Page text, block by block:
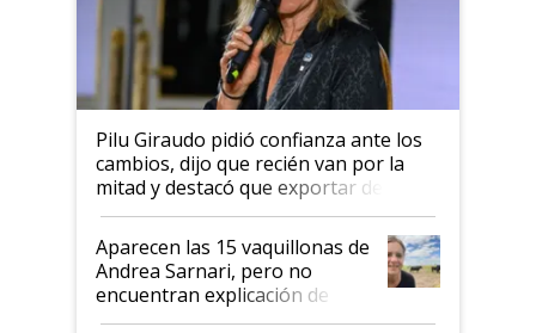
Pilu Giraudo pidió confianza ante los
cambios, dijo que recién van por la
mitad y destacó que exportar dejó de
ser "para unos pocos": "Tenemos un
mandato muy claro del gobierno
nacional"
Aparecen las 15 vaquillonas de
Andrea Sarnari, pero no
encuentran explicación de
cómo llegaron allí